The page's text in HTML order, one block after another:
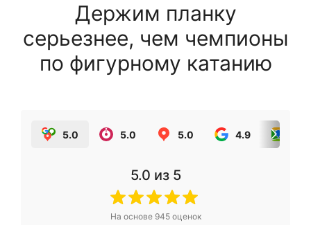
Держим планку
серьезнее, чем чемпионы
по фигурному катанию
5.0 5.0 5.0 4.9
5.0 из 5
На основе 945оценок